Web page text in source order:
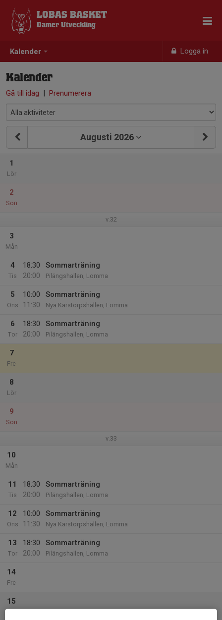
Kalender Logga in
LOBAS BASKET
Damer Utveckling
Kalender
Gå till idag | Prenumerera
Augusti 2026
1
Lör
2
Sön
v.32
3
Mån
4
Tis
18:30
20:00
Sommarträning
Pilängshallen, Lomma
5
Ons
10:00
11:30
Sommarträning
Nya Karstorpshallen, Lomma
6
Tor
18:30
20:00
Sommarträning
Pilängshallen, Lomma
7
Fre
8
Lör
9
Sön
v.33
10
Mån
11
Tis
18:30
20:00
Sommarträning
Pilängshallen, Lomma
12
Ons
10:00
11:30
Sommarträning
Nya Karstorpshallen, Lomma
13
Tor
18:30
20:00
Sommarträning
Pilängshallen, Lomma
14
Fre
15